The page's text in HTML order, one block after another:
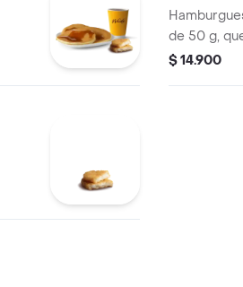
de 50 g,
cebolla,
$ 14.900